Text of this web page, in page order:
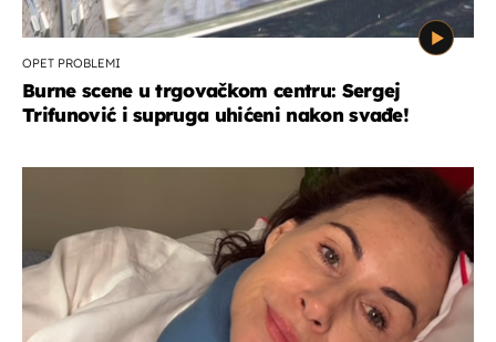
OPET PROBLEMI
Burne scene u trgovačkom centru: Sergej
Trifunović i supruga uhićeni nakon svađe!